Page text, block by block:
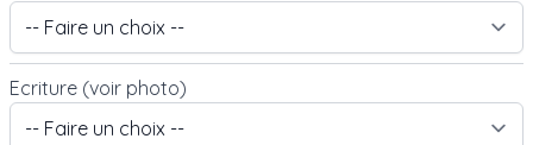
Ecriture (voir photo)